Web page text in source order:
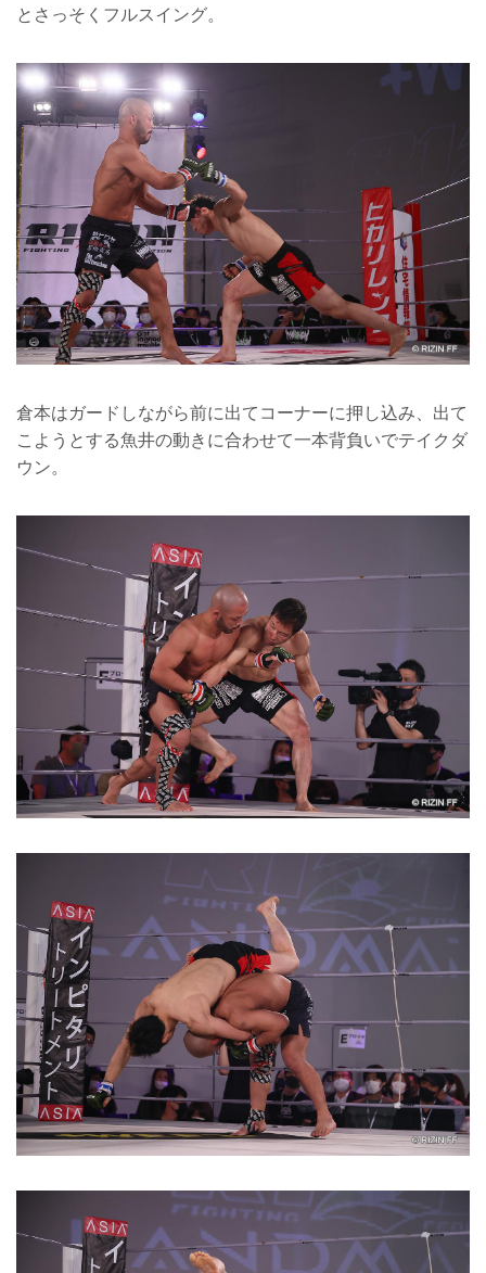
とさっそくフルスイング。
倉本はガードしながら前に出てコーナーに押し込み、出て
こようとする魚井の動きに合わせて一本背負いでテイクダ
ウン。